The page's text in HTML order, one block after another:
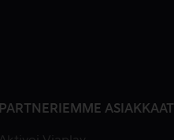
PARTNERIEMME ASIAKKAAT